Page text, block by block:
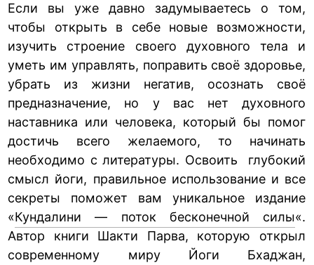
Если вы уже давно задумываетесь о том,
чтобы открыть в себе новые возможности,
изучить строение своего духовного тела и
уметь им управлять, поправить своё здоровье,
убрать из жизни негатив, осознать своё
предназначение, но у вас нет духовного
наставника или человека, который бы помог
достичь всего желаемого, то начинать
необходимо с литературы. Освоить глубокий
смысл йоги, правильное использование и все
секреты поможет вам уникальное издание
«Кундалини — поток бесконечной силы«.
Автор книги Шакти Парва, которую открыл
современному миру Йоги Бхаджан,